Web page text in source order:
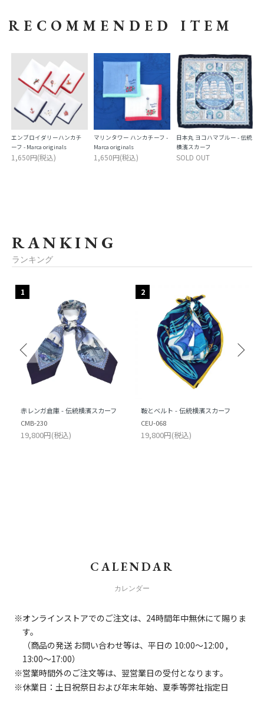
RECOMMENDED ITEM
エンブロイダリーハンカチ
ーフ - Marca originals
1,650円(税込)
マリンタワー ハンカチーフ -
Marca originals
1,650円(税込)
日本丸 ヨコハマブルー - 伝統
横濱スカーフ
SOLD OUT
RANKING
ランキング
1
赤レンガ倉庫 - 伝統横濱スカーフ
CMB-230
19,800円(税込)
2
鞍とベルト - 伝統横濱スカーフ
CEU-068
19,800円(税込)
CALENDAR
カレンダー
オンラインストアでのご注文は、24時間年中無休にて賜りま
す。
（商品の発送 お問い合わせ等は、平日の 10:00～12:00 ,
13:00～17:00）
営業時間外のご注文等は、翌営業日の受付となります。
休業日：土日祝祭日および年末年始、夏季等弊社指定日